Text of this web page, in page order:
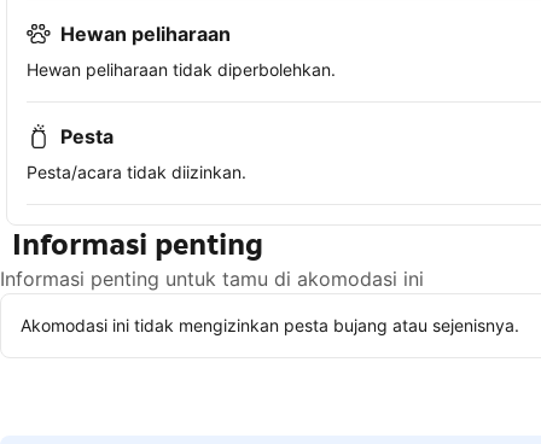
Hewan peliharaan
Hewan peliharaan tidak diperbolehkan.
Pesta
Pesta/acara tidak diizinkan.
Informasi penting
Informasi penting untuk tamu di akomodasi ini
Akomodasi ini tidak mengizinkan pesta bujang atau sejenisnya.